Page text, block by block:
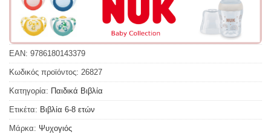
EAN: 9786180143379
Κωδικός προϊόντος: 26827
Κατηγορία: Παιδικά Βιβλία
Ετικέτα: Βιβλία 6-8 ετών
Μάρκα: Ψυχογιός